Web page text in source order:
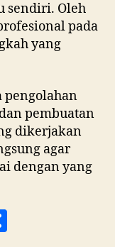
sendiri. Oleh
pada
yang
pengolahan
pembuatan
dikerjakan
agar
dengan yang